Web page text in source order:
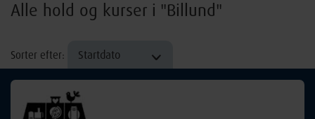
Alle hold og kurser i "Billund"
Sorter efter: Startdato